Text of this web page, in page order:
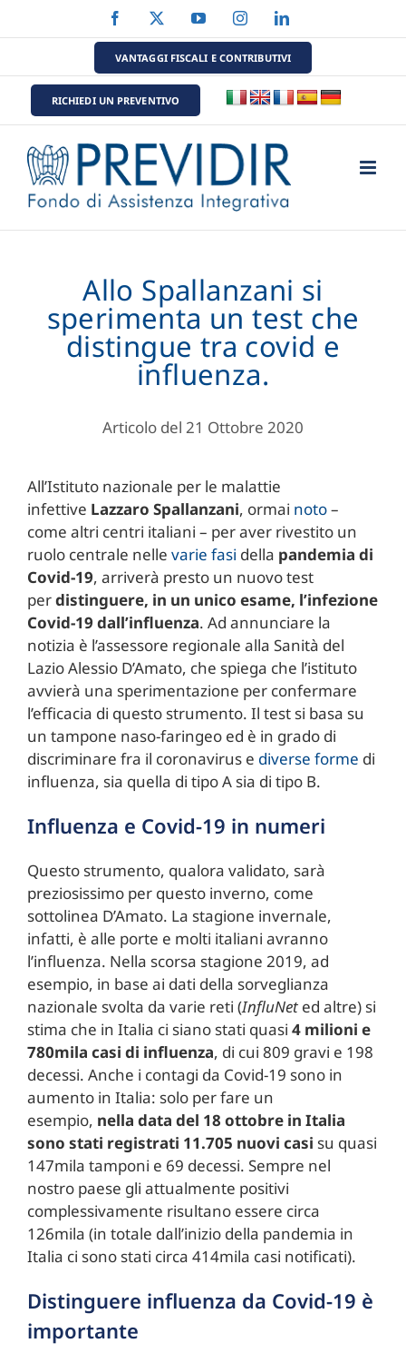
al
Facebook YouTubeInstagramLinkedIn
VANTAGGI FISCALI E CONTRIBUTIVI
RICHIEDI UN PREVENTIVO
Allo Spallanzani si
sperimenta un test che
distingue tra covid e
influenza.
Articolo del 21 Ottobre 2020
All’Istituto nazionale per le malattie
infettive Lazzaro Spallanzani, ormai noto–
come altri centri italiani – per aver rivestito un
ruolo centrale nelle varie fasi della pandemia di
Covid-19, arriverà presto un nuovo test
perdistinguere, in un unico esame, l’infezione
Covid-19 dall’influenza. Ad annunciare la
notizia è l’assessore regionale alla Sanità del
Lazio Alessio D’Amato, che spiega che l’istituto
avvierà una sperimentazione per confermare
l’efficacia di questo strumento. Il test si basa su
un tampone naso-faringeo ed è in grado di
discriminare fra il coronavirus e diverse forme di
influenza, sia quella di tipo A sia di tipo B.
Influenza e Covid-19 in numeri
Questo strumento, qualora validato, sarà
preziosissimo per questo inverno, come
sottolinea D’Amato. La stagione invernale,
infatti, è alle porte e molti italiani avranno
l’influenza. Nella scorsa stagione 2019, ad
esempio, in base ai dati della sorveglianza
nazionale svolta da varie reti (InfluNeted altre) si
stima che in Italia ci siano stati quasi 4 milioni e
780mila casi di influenza, di cui 809 gravi e 198
decessi. Anche i contagi da Covid-19 sono in
aumento in Italia: solo per fare un
esempio, nella data del 18 ottobre in Italia
sono stati registrati 11.705 nuovi casi su quasi
147mila tamponi e 69 decessi. Sempre nel
nostro paese gli attualmente positivi
complessivamente risultano essere circa
126mila (in totale dall’inizio della pandemia in
Italia ci sono stati circa 414mila casi notificati).
Distinguere influenza da Covid-19 è
importante